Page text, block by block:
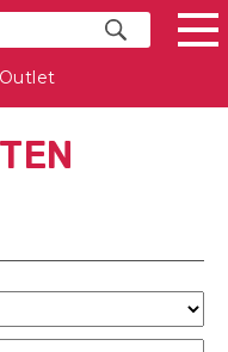
Outlet